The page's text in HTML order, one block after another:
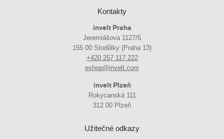
Kontakty
invelt Praha
Jeremiášova 1127/5
155 00 Stodůlky (Praha 13)
+420 257 117 222
eshop@invelt.com
invelt Plzeň
Rokycanská 111
312 00 Plzeň
Užitečné odkazy